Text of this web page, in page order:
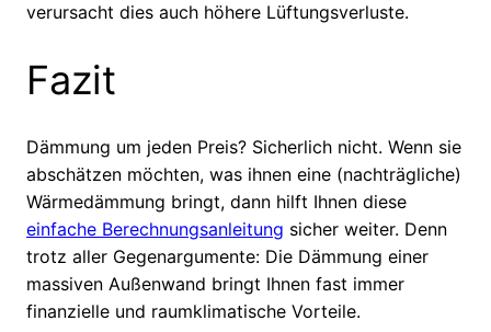
verursacht dies auch höhere Lüftungsverluste.
Fazit
Dämmung um jeden Preis? Sicherlich nicht. Wenn sie
abschätzen möchten, was ihnen eine (nachträgliche)
Wärmedämmung bringt, dann hilft Ihnen diese
einfache Berechnungsanleitung sicher weiter. Denn
trotz aller Gegenargumente: Die Dämmung einer
massiven Außenwand bringt Ihnen fast immer
finanzielle und raumklimatische Vorteile.